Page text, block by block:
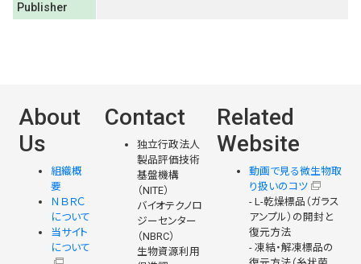
Publisher
About
Us
組織概
要
ＮＢＲＣ
について
当サイト
について
Contact
独立行政法人
製品評価技術
基盤機構
（NITE）
バイオテクノロ
ジーセンター
（NBRC）
生物資源利用
Related
Website
動画で見る微生物取
り扱いのコツ
- L-乾燥標品（ガラス
アンプル）の開封と
復元方法
- 凍結・解凍標品の